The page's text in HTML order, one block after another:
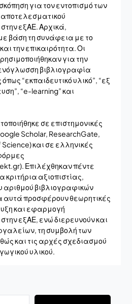
για τον εντοπισμό των
αποτελεσματικού
στην εξΑΕ. Αρχικά,
βάση τη συνάφεια με το
την επικαιρότητα. Οι
για την
βιβλιογραφία
“εκπαιδευτικό υλικό”, “εξ
“e-learning” και
σε επιστημονικές
Scholar, ResearchGate,
και σε ελληνικές
Επιλέχθηκαν πέντε
αξιοπιστίας,
αριθμού βιβλιογραφικών
προσφέρουν θεωρητικές
και εφαρμογή
εξΑΕ, ενώ διερευνούν και
τη συμβολή των
και τις αρχές σχεδιασμού
υλικού.